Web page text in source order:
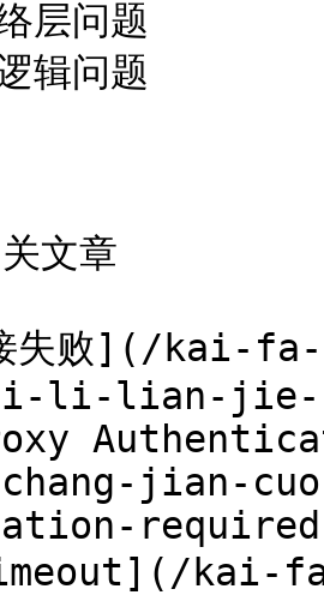
层问题
辑问题
文章
失败](/kai-
li-lian-jie-
chang-jian-
kai-